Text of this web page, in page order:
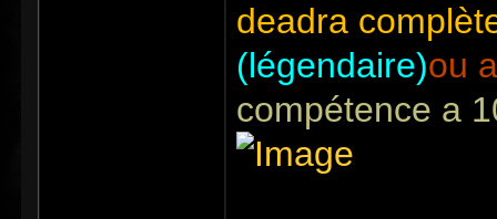
deadra
(légendaire)ou
compétence a